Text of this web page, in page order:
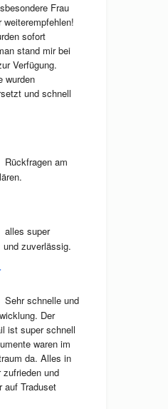
Frau
sofort
stand mir bei
Verfügung.
wurden
und schnell
Rückfragen am
alles super
zuverlässig.
Sehr schnelle und
Der
ist super schnell
waren im
da. Alles in
und
auf Traduset